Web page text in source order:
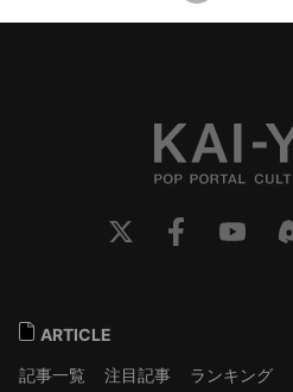
ARTICLE
記事一覧
注目記事 ランキング